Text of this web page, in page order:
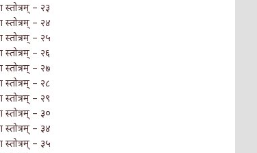
– २३
– २४
– २५
– २६
– २७
– २८
– २९
– ३०
– ३४
– ३५